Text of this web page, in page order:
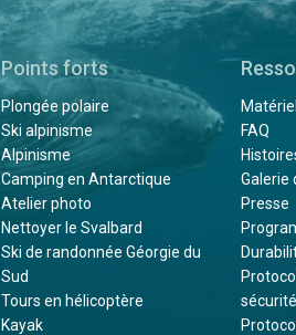
Points forts
Plongée polaire
Ski alpinisme
Alpinisme
Camping en Antarctique
Atelier photo
Nettoyer le Svalbard
Ski de randonnée Géorgie du
Sud
Tours en hélicoptère
Kayak
FAQ
Galerie
Presse
sécurité